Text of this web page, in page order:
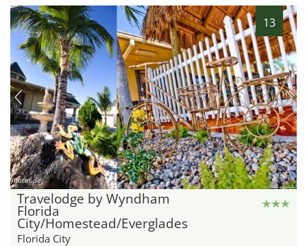
13
hotel.de
Travelodge by Wyndham
Florida
City/Homestead/Everglades
Florida City